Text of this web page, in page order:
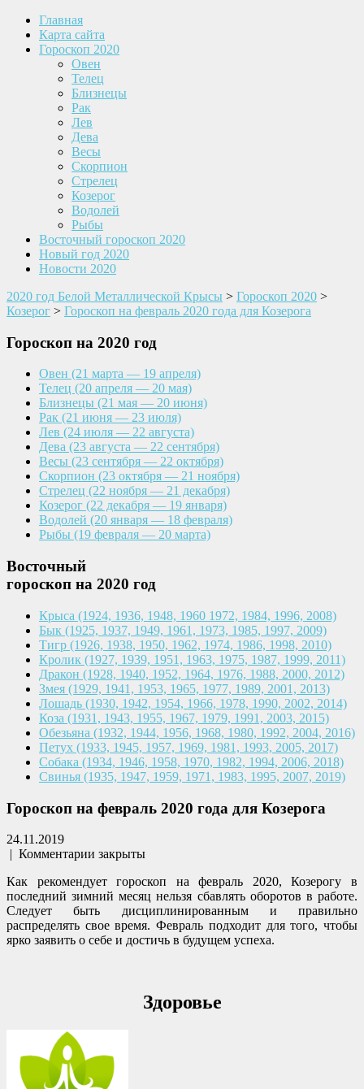
Главная
Карта сайта
Гороскоп 2020
Овен
Телец
Близнецы
Рак
Лев
Дева
Весы
Скорпион
Стрелец
Козерог
Водолей
Рыбы
Восточный гороскоп 2020
Новый год 2020
Новости 2020
2020 год Белой Металлической Крысы > Гороскоп 2020 >
Козерог > Гороскоп на февраль 2020 года для Козерога
Гороскоп на 2020 год
Овен (21 марта — 19 апреля)
Телец (20 апреля — 20 мая)
Близнецы (21 мая — 20 июня)
Рак (21 июня — 23 июля)
Лев (24 июля — 22 августа)
Дева (23 августа — 22 сентября)
Весы (23 сентября — 22 октября)
Скорпион (23 октября — 21 ноября)
Стрелец (22 ноября — 21 декабря)
Козерог (22 декабря — 19 января)
Водолей (20 января — 18 февраля)
Рыбы (19 февраля — 20 марта)
Восточный
гороскоп на 2020 год
Крыса (1924, 1936, 1948, 1960 1972, 1984, 1996, 2008)
Бык (1925, 1937, 1949, 1961, 1973, 1985, 1997, 2009)
Тигр (1926, 1938, 1950, 1962, 1974, 1986, 1998, 2010)
Кролик (1927, 1939, 1951, 1963, 1975, 1987, 1999, 2011)
Дракон (1928, 1940, 1952, 1964, 1976, 1988, 2000, 2012)
Змея (1929, 1941, 1953, 1965, 1977, 1989, 2001, 2013)
Лошадь (1930, 1942, 1954, 1966, 1978, 1990, 2002, 2014)
Коза (1931, 1943, 1955, 1967, 1979, 1991, 2003, 2015)
Обезьяна (1932, 1944, 1956, 1968, 1980, 1992, 2004, 2016)
Петух (1933, 1945, 1957, 1969, 1981, 1993, 2005, 2017)
Собака (1934, 1946, 1958, 1970, 1982, 1994, 2006, 2018)
Свинья (1935, 1947, 1959, 1971, 1983, 1995, 2007, 2019)
Гороскоп на февраль 2020 года для Козерога
24.11.2019
| Комментарии закрыты
Как рекомендует гороскоп на февраль 2020, Козерогу в
последний зимний месяц нельзя сбавлять оборотов в работе.
Следует быть дисциплинированным и правильно
распределять свое время. Февраль подходит для того, чтобы
ярко заявить о себе и достичь в будущем успеха.
Здоровье